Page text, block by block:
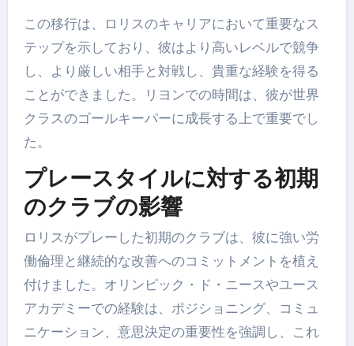
この移行は、ロリスのキャリアにおいて重要なス
テップを示しており、彼はより高いレベルで競争
し、より厳しい相手と対戦し、貴重な経験を得る
ことができました。リヨンでの時間は、彼が世界
クラスのゴールキーパーに成長する上で重要でし
た。
プレースタイルに対する初期
のクラブの影響
ロリスがプレーした初期のクラブは、彼に強い労
働倫理と継続的な改善へのコミットメントを植え
付けました。オリンピック・ド・ニースやユース
アカデミーでの経験は、ポジショニング、コミュ
ニケーション、意思決定の重要性を強調し、これ